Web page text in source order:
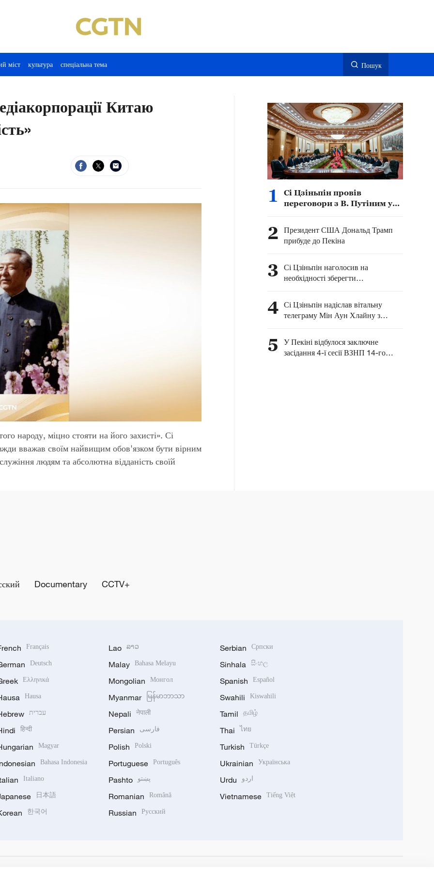
міст культура спеціальна тема Пошук
Китаю
народу, міцно стояти на його захисті». Сі
вважав своїм найвищим обов'язком бути вірним
людям та абсолютна відданість своїй
1
Сі Цзіньпін провів
переговори з В. Путіним у
2 Президент США Дональд Трамп
прибуде до Пекіна
3 Сі Цзіньпін наголосив на
необхідності зберегти
безперешкодний прохід через
4 Сі Цзіньпін надіслав вітальну
телеграму Мін Аун Хлайну з
нагоди обрання на пост президента
5
У Пекіні відбулося заключне
засідання 4-ї сесії ВЗНП 14-го
Documentary CCTV+
Français
Deutsch
Ελληνικά
Hausa
עברית
हिन्दी
Magyar
Bahasa Indonesia
Italiano
日本語
한국어
Lao ລາວ
Malay Bahasa Melayu
Mongolian Монгол
Myanmar မြန်မာဘာသာ
Nepali नेपाली
Persian فارسی
Polish Polski
Portuguese Português
Pashto پښتو
Romanian Română
Russian Русский
Serbian Српски
Sinhala සිංහල
Spanish Español
Swahili Kiswahili
Tamil தமிழ்
Thai ไทย
Turkish Türkçe
Ukrainian Українська
Urdu اردو
Vietnamese Tiếng Việt